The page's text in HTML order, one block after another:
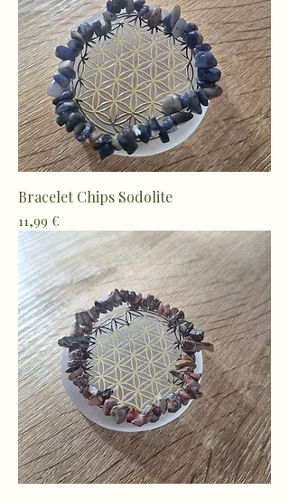
Bracelet Chips Sodolite
Prix
11,99 €